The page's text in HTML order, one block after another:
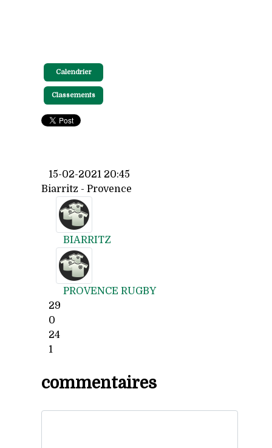
Calendrier
Classements
15-02-2021 20:45
Biarritz - Provence
BIARRITZ
PROVENCE RUGBY
29
0
24
1
commentaires